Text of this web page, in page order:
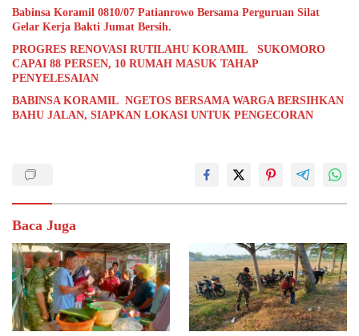
Babinsa Koramil 0810/07 Patianrowo Bersama Perguruan Silat
Gelar Kerja Bakti Jumat Bersih.
PROGRES RENOVASI RUTILAHU KORAMIL SUKOMORO
CAPAI 88 PERSEN, 10 RUMAH MASUK TAHAP
PENYELESAIAN
BABINSA KORAMIL NGETOS BERSAMA WARGA BERSIHKAN
BAHU JALAN, SIAPKAN LOKASI UNTUK PENGECORAN
Baca Juga